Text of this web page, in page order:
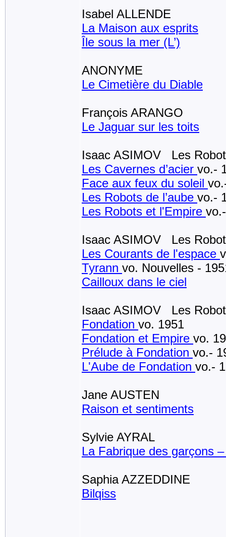
Isabel ALLENDE
La Maison aux esprits
Île sous la mer (L’)
ANONYME
Le Cimetière du Diable
François ARANGO
Le Jaguar sur les toits
Isaac ASIMOV Les
Les Cavernes d’acier vo.-
Face aux feux du soleil
Les Robots de l’aube vo.-
Les Robots et l'Empire
Isaac ASIMOV Les
Les Courants de l'espace
Tyrann vo. Nouvelles -
Cailloux dans le ciel
Isaac ASIMOV Les
Fondation vo. 1951
Fondation et Empire vo.
Prélude à Fondation vo.-
L'Aube de Fondation vo.-
Jane AUSTEN
Raison et sentiments
Sylvie AYRAL
La Fabrique des garçons
Saphia AZZEDDINE
Bilqiss